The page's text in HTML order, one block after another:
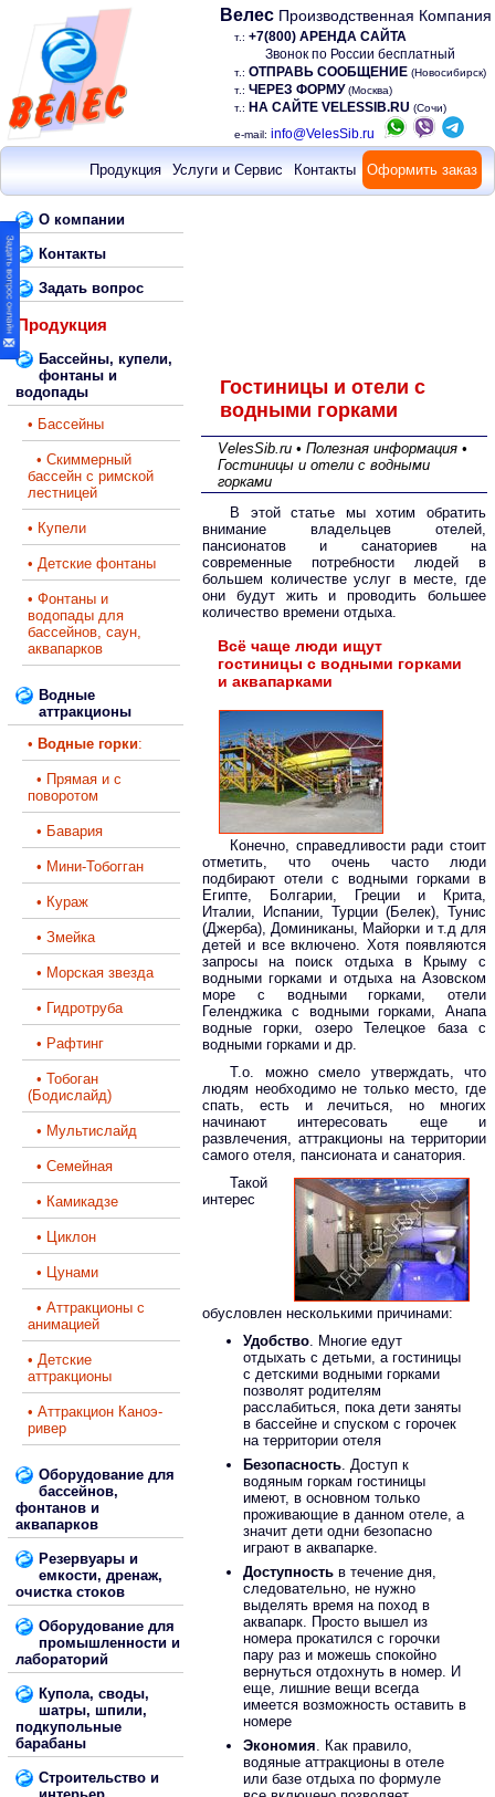
Велес Производственная Компания
т.: +7(800) АРЕНДА САЙТА
Звонок по России бесплатный
т.: ОТПРАВЬ СООБЩЕНИЕ (Новосибирск)
т.: ЧЕРЕЗ ФОРМУ (Москва)
т.: НА САЙТЕ VELESSIB.RU (Сочи)
e-mail: info@VelesSib.ru
Продукция Услуги и Сервис Контакты Оформить заказ
О компании
Контакты
Задать вопрос
Продукция
Бассейны, купели,
фонтаны и
водопады
• Бассейны
• Скиммерный
бассейн с римской
лестницей
• Купели
• Детские фонтаны
• Фонтаны и
водопады для
бассейнов, саун,
аквапарков
Водные
аттракционы
• Водные горки:
• Прямая и с
поворотом
• Бавария
• Мини-Тобогган
• Кураж
• Змейка
• Морская звезда
• Гидротруба
• Рафтинг
• Тобоган
(Бодислайд)
• Мультислайд
• Семейная
• Камикадзе
• Циклон
• Цунами
• Аттракционы с
анимацией
• Детские
аттракционы
• Аттракцион Каноэ-
ривер
Оборудование для
бассейнов,
фонтанов и
аквапарков
Резервуары и
емкости, дренаж,
очистка стоков
Оборудование для
промышленности и
лабораторий
Купола, своды,
шатры, шпили,
подкупольные
барабаны
Строительство и
Гостиницы и отели с
водными горками
VelesSib.ru • Полезная информация •
Гостиницы и отели с водными
горками
В этой статье мы хотим обратить
внимание владельцев отелей,
пансионатов и санаториев на
современные потребности людей в
большем количестве услуг в месте, где
они будут жить и проводить большее
количество времени отдыха.
Всё чаще люди ищут
гостиницы с водными горками
и аквапарками
Конечно, справедливости ради стоит
отметить, что очень часто люди
подбирают отели с водными горками в
Египте, Болгарии, Греции и Крита,
Италии, Испании, Турции (Белек), Тунис
(Джерба), Доминиканы, Майорки и т.д для
детей и все включено. Хотя появляются
запросы на поиск отдыха в Крыму с
водными горками и отдыха на Азовском
море с водными горками, отели
Геленджика с водными горками, Анапа
водные горки, озеро Телецкое база с
водными горками и др.
Т.о. можно смело утверждать, что
людям необходимо не только место, где
спать, есть и лечиться, но многих
начинают интересовать еще и
развлечения, аттракционы на территории
самого отеля, пансионата и санатория.
Такой
интерес
обусловлен несколькими причинами:
Удобство. Многие едут
отдыхать с детьми, а гостиницы
с детскими водными горками
позволят родителям
расслабиться, пока дети заняты
в бассейне и спуском с горочек
на территории отеля
Безопасность. Доступ к
водяным горкам гостиницы
имеют, в основном только
проживающие в данном отеле, а
значит дети одни безопасно
играют в аквапарке.
Доступность в течение дня,
следовательно, не нужно
выделять время на поход в
аквапарк. Просто вышел из
номера прокатился с горочки
пару раз и можешь спокойно
вернуться отдохнуть в номер. И
еще, лишние вещи всегда
имеется возможность оставить в
номере
Экономия. Как правило,
водяные аттракционы в отеле
или базе отдыха по формуле